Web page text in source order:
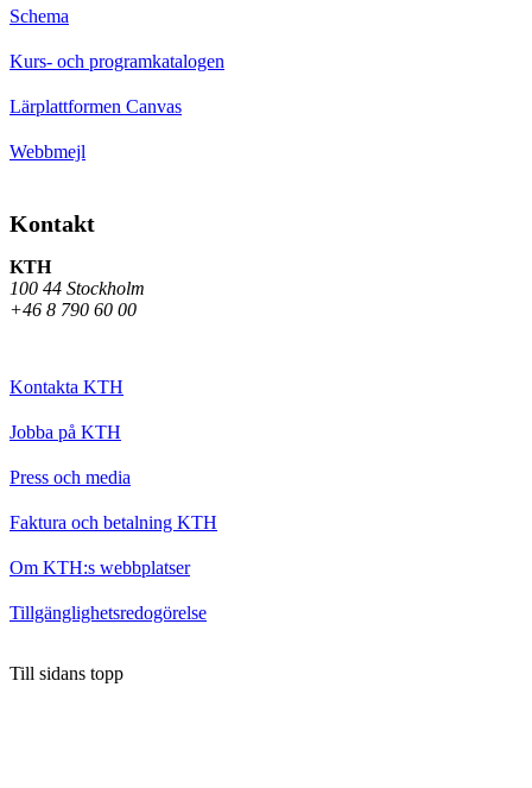
Schema
Kurs- och programkatalogen
Lärplattformen Canvas
Webbmejl
Kontakt
KTH
100 44 Stockholm
+46 8 790 60 00
Kontakta KTH
Jobba på KTH
Press och media
Faktura och betalning KTH
Om KTH:s webbplatser
Tillgänglighetsredogörelse
Till sidans topp